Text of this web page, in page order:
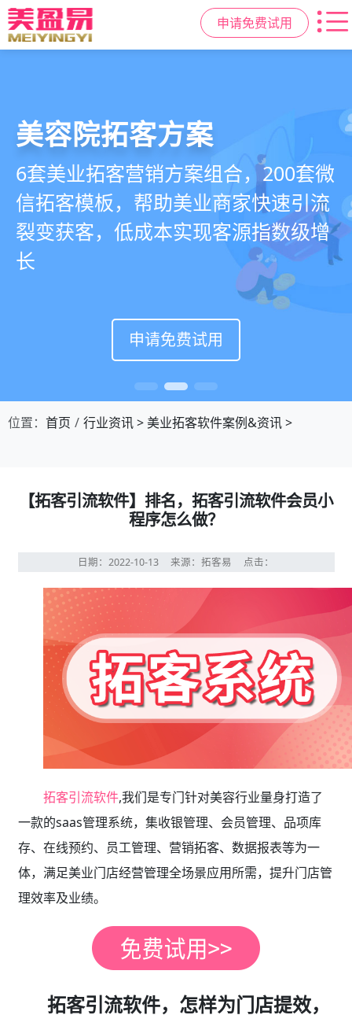
申请免费试用
美业拓客，就用 美盈易
美业全域引流获客+私域运营增长方
案，一站式解决美业门店拓、留、
锁、升难题
申请免费试用
美容院拓客方案
6套美业拓客营销方案组合，200套微
信拓客模板，帮助美业商家快速引流
裂变获客，低成本实现客源指数级增
长
申请免费试用
美业私域运营scrm
从拉新、转化、复购到裂变转介绍面
面俱到，赋能美容顾问销售，实现客
户、业绩
持续增长
申请免费试用
位置： 首页 行业资讯>美业拓客软件案例&资讯>
【拓客引流软件】排名，拓客引流软件会员小
程序怎么做？
日期：2022-10-13 来源：拓客易 点击：
拓客引流软件,我们是专门针对美容行业量身打造了
一款的saas管理系统，集收银管理、会员管理、品项库
存、在线预约、员工管理、营销拓客、数据报表等为一
体，满足美业门店经营管理全场景应用所需，提升门店管
理效率及业绩。
拓客引流软件，怎样为门店提效，